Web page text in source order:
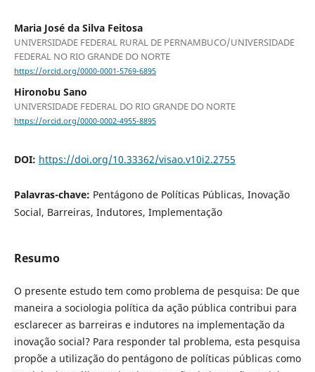
Maria José da Silva Feitosa
UNIVERSIDADE FEDERAL RURAL DE PERNAMBUCO/UNIVERSIDADE
FEDERAL NO RIO GRANDE DO NORTE
https://orcid.org/0000-0001-5769-6895
Hironobu Sano
UNIVERSIDADE FEDERAL DO RIO GRANDE DO NORTE
https://orcid.org/0000-0002-4955-8895
DOI: https://doi.org/10.33362/visao.v10i2.2755
Palavras-chave: Pentágono de Políticas Públicas, Inovação
Social, Barreiras, Indutores, Implementação
Resumo
O presente estudo tem como problema de pesquisa: De que
maneira a sociologia política da ação pública contribui para
esclarecer as barreiras e indutores na implementação da
inovação social? Para responder tal problema, esta pesquisa
propõe a utilização do pentágono de políticas públicas como